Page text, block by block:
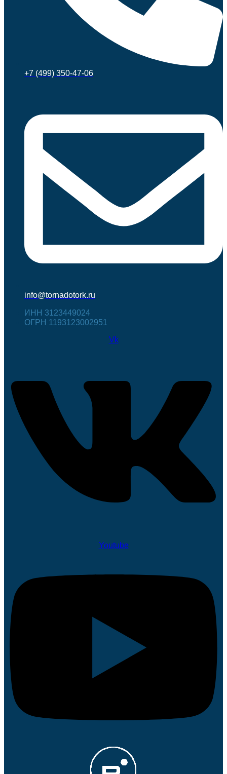
+7 (499) 350-47-06
info@tornadotork.ru
ИНН 3123449024
ОГРН 1193123002951
Vk
Youtube